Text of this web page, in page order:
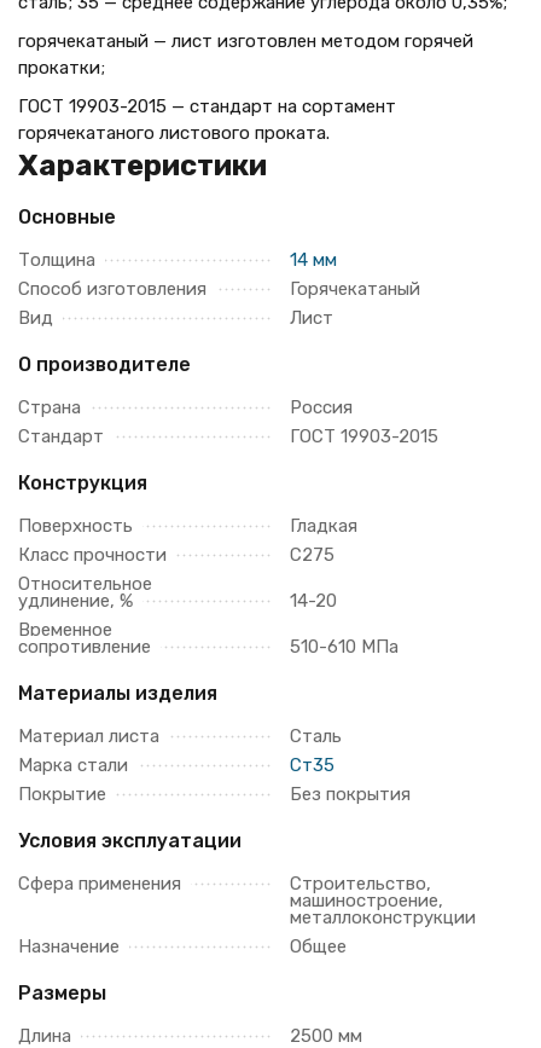
горячекатаный — лист изготовлен методом горячей
прокатки;
ГОСТ 19903-2015 — стандарт на сортамент
горячекатаного листового проката.
Характеристики
Основные
Толщина
14 мм
Способ изготовления
Горячекатаный
Вид
Лист
О производителе
Страна
Россия
Стандарт
ГОСТ 19903-2015
Конструкция
Поверхность
Гладкая
Класс прочности
С275
Относительное
удлинение, %
14-20
Временное
сопротивление 510-610 МПа
Материалы изделия
Материал листа
Сталь
Марка стали
Ст35
Покрытие
Без покрытия
Условия эксплуатации
Сфера применения Строительство,
машиностроение,
металлоконструкции
Назначение
Общее
Размеры
Длина
2500 мм